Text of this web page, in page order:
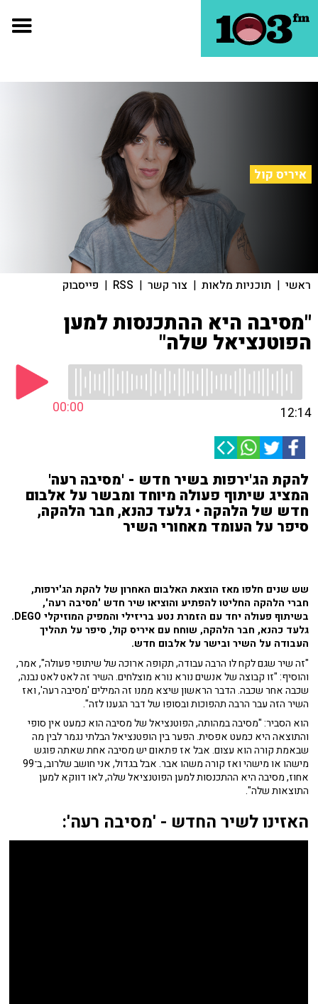
איריס קול
ראשי | תוכניות מלאות | צור קשר |
RSS
| פייסבוק
"מסיבה היא ההתכנסות למען
הפוטנציאל שלה"
00:00 12:14
להקת הג'ירפות בשיר חדש - 'מסיבה רעה'
המציג שיתוף פעולה מיוחד ומבשר על אלבום
חדש של הלהקה • גלעד כהנא, חבר הלהקה,
סיפר על העומד מאחורי השיר
שש שנים חלפו מאז הוצאת האלבום האחרון של להקת הג'ירפות,
חברי הלהקה החליטו להפתיע והוציאו שיר חדש 'מסיבה רעה',
בשיתוף פעולה יחד עם הזמרת נטע בריזילי והמפיק המוזיקלי DEGO.
גלעד כהנא, חבר הלהקה, שוחח עם איריס קול, סיפר על תהליך
העבודה על השיר ובישר על אלבום חדש.
"זה שיר שגם לקח לו הרבה עבודה, תקופה ארוכה של שיתופי פעולה", אמר,
והוסיף: "זו קבוצה של אנשים נורא נורא מוצלחים. השיר זה לאט לאט נבנה,
שכבה אחר שכבה. הדבר הראשון שיצא ממנו זה המילים 'מסיבה רעה', ואז
השיר הזה עבר הרבה תהפוכות ובסופו של דבר הגענו לזה".
הוא הסביר: "מסיבה במהותה, הפוטנציאל של מסיבה הוא כמעט אין סופי
והתוצאה היא כמעט אפסית. הפער בין הופטנציאל הבלתי נגמר לבין מה
שבאמת קורה הוא עצום. אבל אז פתאום יש מסיבה אחת שאתה פוגש
מישהו או מישהי ואז קורה משהו אבר. אבל בגדול, אני חושב שלרוב, ב־99
אחוז, מסיבה היא ההתכנסות למען הפוטנציאל שלה, לאו דווקא למען
התוצאות שלה".
האזינו לשיר החדש - 'מסיבה רעה':